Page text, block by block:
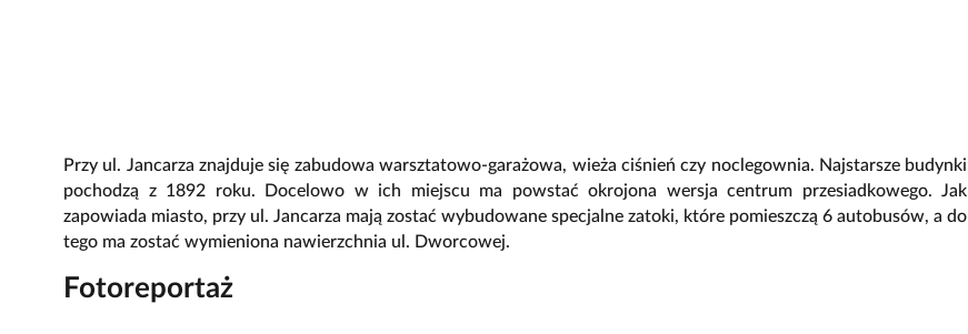
Przy ul. Jancarza znajduje się zabudowa warsztatowo-garażowa, wieża ciśnień czy noclegownia. Najstarsze budynki
pochodzą z 1892 roku. Docelowo w ich miejscu ma powstać okrojona wersja centrum przesiadkowego. Jak
zapowiada miasto, przy ul. Jancarza mają zostać wybudowane specjalne zatoki, które pomieszczą 6 autobusów, a do
tego ma zostać wymieniona nawierzchnia ul. Dworcowej.
Fotoreportaż